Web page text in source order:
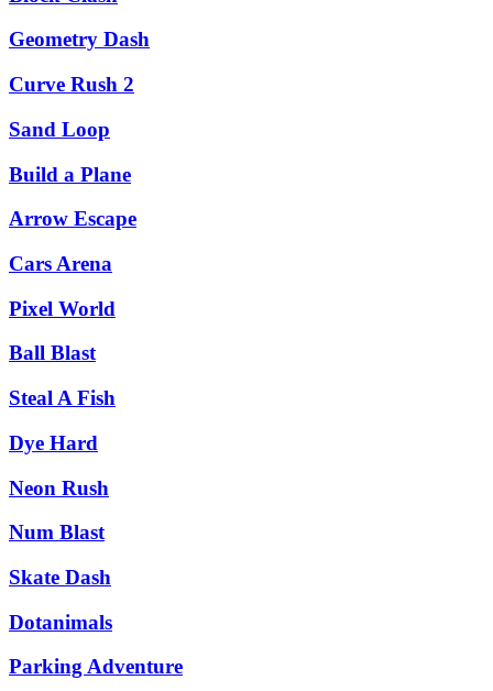
Geometry Dash
Curve Rush 2
Sand Loop
Build a Plane
Arrow Escape
Cars Arena
Pixel World
Ball Blast
Steal A Fish
Dye Hard
Neon Rush
Num Blast
Skate Dash
Dotanimals
Parking Adventure